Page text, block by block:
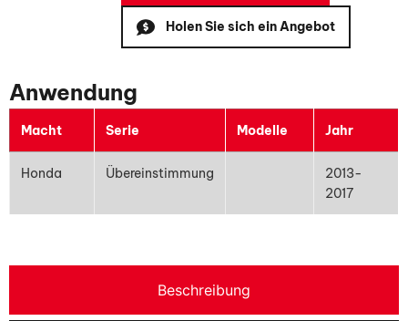
Holen Sie sich ein Angebot
Anwendung
Macht Serie Modelle Jahr
Honda Übereinstimmung
2013-
2017
Beschreibung